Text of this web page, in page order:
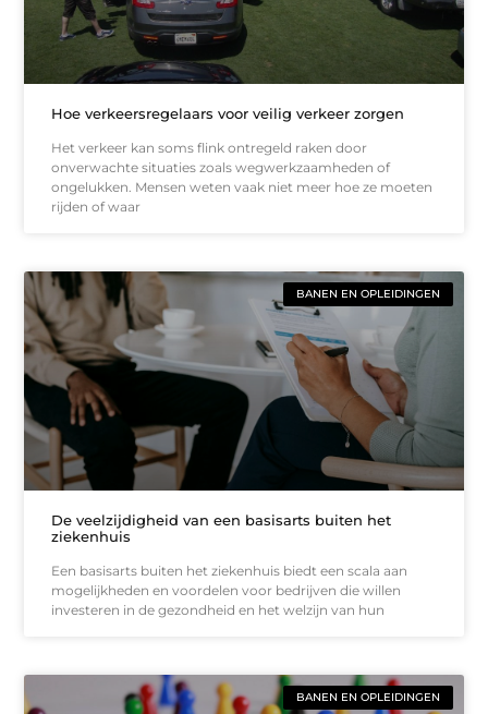
Hoe verkeersregelaars voor veilig verkeer zorgen
Het verkeer kan soms flink ontregeld raken door
onverwachte situaties zoals wegwerkzaamheden of
ongelukken. Mensen weten vaak niet meer hoe ze moeten
rijden of waar
BANEN EN OPLEIDINGEN
De veelzijdigheid van een basisarts buiten het
ziekenhuis
Een basisarts buiten het ziekenhuis biedt een scala aan
mogelijkheden en voordelen voor bedrijven die willen
investeren in de gezondheid en het welzijn van hun
BANEN EN OPLEIDINGEN